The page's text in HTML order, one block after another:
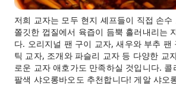
저희 교자는 모두 현지 셰프들이 직접 손
쫄깃한 껍질에서 육즙이 듬뿍 흘러내리는
다. 오리지널 팬 구이 교자, 새우와 부추 팬
틱 교자, 조개와 파슬리 교자 등 다양한 교
로운 교자 애호가도 만족하실 것입니다.
팔색 샤오롱바오도 추천합니다! 게알 샤오